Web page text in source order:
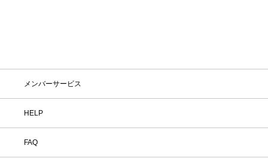
メンバーサービス
HELP
FAQ